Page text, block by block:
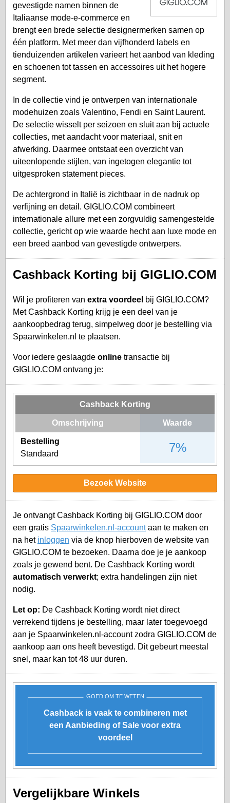
gevestigde namen binnen de
Italiaanse mode-e-commerce en
brengt een brede selectie designermerken samen op
één platform. Met meer dan vijfhonderd labels en
tienduizenden artikelen varieert het aanbod van kleding
en schoenen tot tassen en accessoires uit het hogere
segment.
In de collectie vind je ontwerpen van internationale
modehuizen zoals Valentino, Fendi en Saint Laurent.
De selectie wisselt per seizoen en sluit aan bij actuele
collecties, met aandacht voor materiaal, snit en
afwerking. Daarmee ontstaat een overzicht van
uiteenlopende stijlen, van ingetogen elegantie tot
uitgesproken statement pieces.
De achtergrond in Italië is zichtbaar in de nadruk op
verfijning en detail. GIGLIO.COM combineert
internationale allure met een zorgvuldig samengestelde
collectie, gericht op wie waarde hecht aan luxe mode en
een breed aanbod van gevestigde ontwerpers.
Cashback Korting bij GIGLIO.COM
Wil je profiteren van extra voordeel bij GIGLIO.COM?
Met Cashback Korting krijg je een deel van je
aankoopbedrag terug, simpelweg door je bestelling via
Spaarwinkelen.nl te plaatsen.
Voor iedere geslaagde online transactie bij
GIGLIO.COM ontvang je:
Cashback Korting
Omschrijving Waarde
Bestelling
Standaard
7%
Bezoek Website
Je ontvangt Cashback Korting bij GIGLIO.COM door
een gratis Spaarwinkelen.nl-accountaan te maken en
na het inloggen via de knop hierboven de website van
GIGLIO.COM te bezoeken. Daarna doe je je aankoop
zoals je gewend bent. De Cashback Korting wordt
automatisch verwerkt; extra handelingen zijn niet
nodig.
Let op: De Cashback Korting wordt niet direct
verrekend tijdens je bestelling, maar later toegevoegd
aan je Spaarwinkelen.nl-accountzodra GIGLIO.COM de
aankoop aan ons heeft bevestigd. Dit gebeurt meestal
snel, maar kan tot 48 uur duren.
GOED OM TE WETEN
Cashback is vaak te combineren met
een Aanbieding of Sale voor extra
voordeel
Vergelijkbare Winkels